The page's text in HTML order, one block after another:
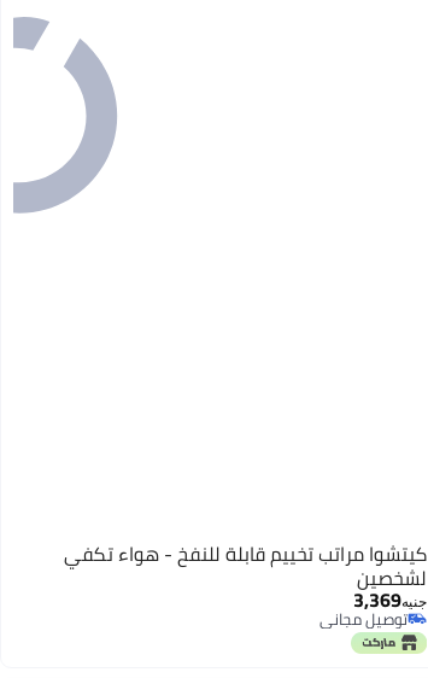
كيتشوا مراتب تخييم قابلة للنفخ - هواء تكفي
لشخصين
جنيه3,369
توصيل مجاني
توصيل مجاني